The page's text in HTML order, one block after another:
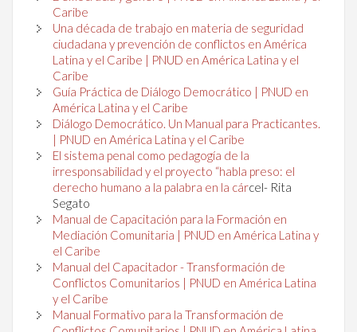
Caribe
Una década de trabajo en materia de seguridad
ciudadana y prevención de conflictos en América
Latina y el Caribe | PNUD en América Latina y el
Caribe
Guía Práctica de Diálogo Democrático | PNUD en
América Latina y el Caribe
Diálogo Democrático. Un Manual para Practicantes.
| PNUD en América Latina y el Caribe
El sistema penal como pedagogía de la
irresponsabilidad y el proyecto “habla preso: el
derecho humano a la palabra en la cárcel- Rita
Segato
Manual de Capacitación para la Formación en
Mediación Comunitaria | PNUD en América Latina y
el Caribe
Manual del Capacitador - Transformación de
Conflictos Comunitarios | PNUD en América Latina
y el Caribe
Manual Formativo para la Transformación de